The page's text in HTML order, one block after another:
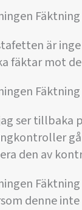
är
fäktar mot
ser tillbaka
den av
denne